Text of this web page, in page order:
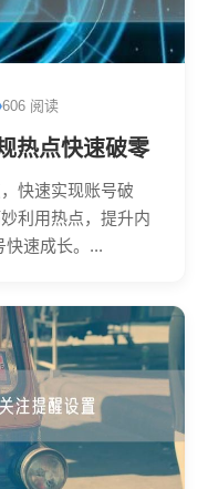
606 阅读
热点快速破零
快速实现账号破
利用热点，提升内
快速成长。...